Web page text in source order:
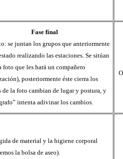
Fase final
se juntan los grupos que anteriormente
realizando las estaciones. Se sitúan
foto que les hará un compañero
posteriormente éste cierra los
de la foto cambian de lugar y postura, y
intenta adivinar los cambios.
de material y la higiene corporal
la bolsa de aseo).